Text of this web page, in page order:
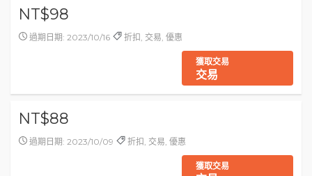
NT$98
過期日期: 2023/10/16 折扣, 交易, 優惠
獲取交易
交易
NT$88
過期日期: 2023/10/09 折扣, 交易, 優惠
獲取交易